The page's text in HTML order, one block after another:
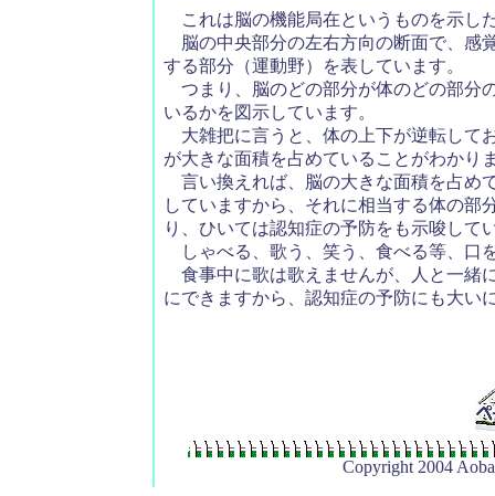
これは脳の機能局在というものを示し
脳の中央部分の左右方向の断面で、感
する部分（運動野）を表しています。
つまり、脳のどの部分が体のどの部分
いるかを図示しています。
大雑把に言うと、体の上下が逆転して
が大きな面積を占めていることがわかり
言い換えれば、脳の大きな面積を占め
していますから、それに相当する体の部
り、ひいては認知症の予防をも示唆して
しゃべる、歌う、笑う、食べる等、口
食事中に歌は歌えませんが、人と一緒
にできますから、認知症の予防にも大い
Copyright 2004